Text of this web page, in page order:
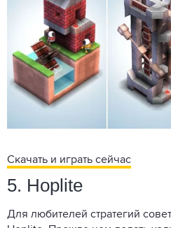
Скачать и играть сейчас
5. Hoplite
Для любителей стратегий